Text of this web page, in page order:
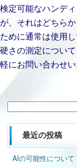
検定可能なハンデ
が、それはどちら
ために通常は使用し
硬さの測定につい
軽にお問い合わせ
最近の投稿
AIの可能性について